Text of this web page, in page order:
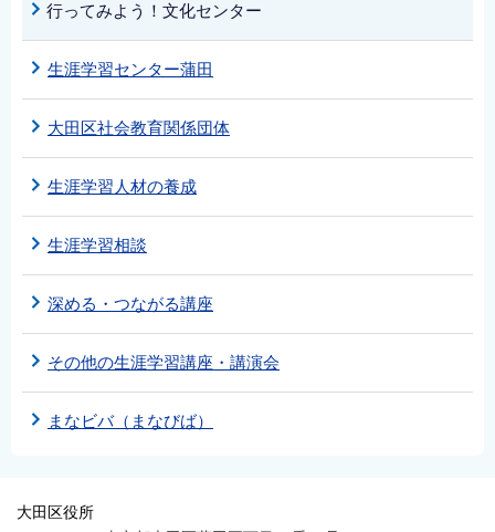
行ってみよう！文化センター
生涯学習センター蒲田
大田区社会教育関係団体
生涯学習人材の養成
生涯学習相談
深める・つながる講座
その他の生涯学習講座・講演会
まなビバ（まなびば）
大田区役所